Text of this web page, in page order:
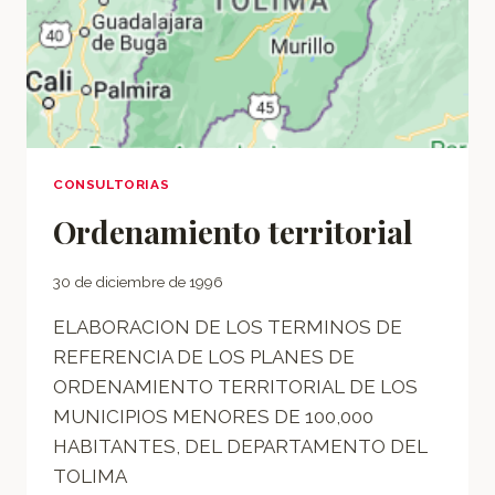
CONSULTORIAS
Ordenamiento territorial
30 de diciembre de 1996
ELABORACION DE LOS TERMINOS DE
REFERENCIA DE LOS PLANES DE
ORDENAMIENTO TERRITORIAL DE LOS
MUNICIPIOS MENORES DE 100,000
HABITANTES, DEL DEPARTAMENTO DEL
TOLIMA